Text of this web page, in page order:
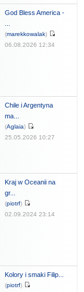
God Bless America -
(marekkowalak)
06.08.2026 12:34
Chile i Argentyna
ma...
(Aglaia)
25.05.2026 10:27
Kraj w Oceanii na
gr...
(piotrf)
02.09.2024 23:14
Kolory i smaki Filip...
(piotrf)